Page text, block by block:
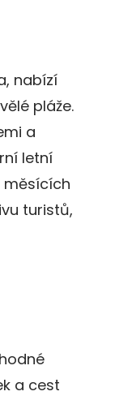
nabízí
pláže.
a
letní
měsících
turistů,
a cest